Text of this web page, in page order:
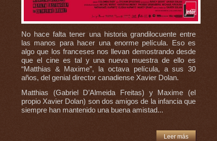
No hace falta tener una historia grandilocuente entre
las manos para hacer una enorme película. Eso es
algo que los franceses nos llevan demostrando desde
que el cine es tal y una nueva muestra de ello es
“Matthias & Maxime”, la octava película, a sus 30
años, del genial director canadiense Xavier Dolan.
Matthias (Gabriel D’Almeida Freitas) y Maxime (el
propio Xavier Dolan) son dos amigos de la infancia que
siempre han mantenido una buena amistad...
Leer más